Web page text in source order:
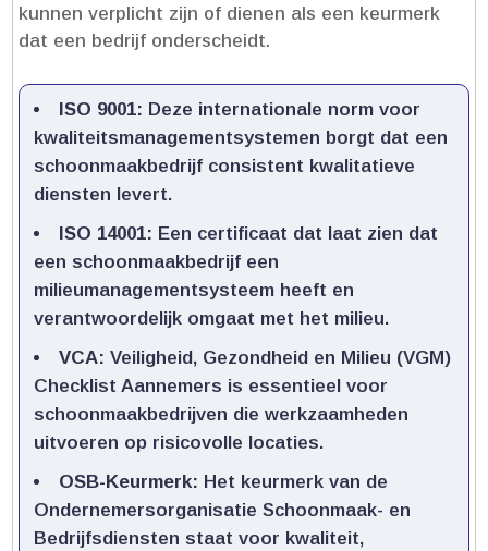
kunnen verplicht zijn of dienen als een keurmerk
dat een bedrijf onderscheidt.​
ISO 9001: Deze internationale norm voor
kwaliteitsmanagementsystemen borgt dat een
schoonmaakbedrijf consistent kwalitatieve
diensten levert.​
ISO 14001: Een certificaat dat laat zien dat
een schoonmaakbedrijf een
milieumanagementsysteem heeft en
verantwoordelijk omgaat met het milieu.​
VCA: Veiligheid, Gezondheid en Milieu (VGM)
Checklist Aannemers is essentieel voor
schoonmaakbedrijven die werkzaamheden
uitvoeren op risicovolle locaties.​
OSB-Keurmerk: Het keurmerk van de
Ondernemersorganisatie Schoonmaak- en
Bedrijfsdiensten staat voor kwaliteit,